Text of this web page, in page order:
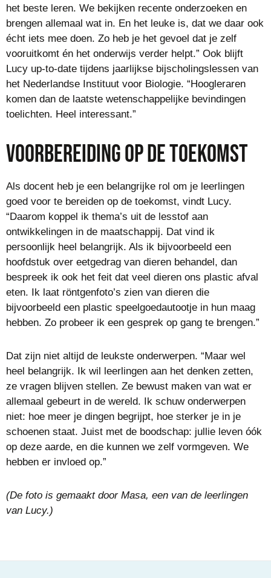
het beste leren. We bekijken recente onderzoeken en
brengen allemaal wat in. En het leuke is, dat we daar ook
écht iets mee doen. Zo heb je het gevoel dat je zelf
vooruitkomt én het onderwijs verder helpt.” Ook blijft
Lucy up-to-date tijdens jaarlijkse bijscholingslessen van
het Nederlandse Instituut voor Biologie. “Hoogleraren
komen dan de laatste wetenschappelijke bevindingen
toelichten. Heel interessant.”
Voorbereiding op de toekomst
Als docent heb je een belangrijke rol om je leerlingen
goed voor te bereiden op de toekomst, vindt Lucy.
“Daarom koppel ik thema’s uit de lesstof aan
ontwikkelingen in de maatschappij. Dat vind ik
persoonlijk heel belangrijk. Als ik bijvoorbeeld een
hoofdstuk over eetgedrag van dieren behandel, dan
bespreek ik ook het feit dat veel dieren ons plastic afval
eten. Ik laat röntgenfoto’s zien van dieren die
bijvoorbeeld een plastic speelgoedautootje in hun maag
hebben. Zo probeer ik een gesprek op gang te brengen.”
Dat zijn niet altijd de leukste onderwerpen. “Maar wel
heel belangrijk. Ik wil leerlingen aan het denken zetten,
ze vragen blijven stellen. Ze bewust maken van wat er
allemaal gebeurt in de wereld. Ik schuw onderwerpen
niet: hoe meer je dingen begrijpt, hoe sterker je in je
schoenen staat. Juist met de boodschap: jullie leven óók
op deze aarde, en die kunnen we zelf vormgeven. We
hebben er invloed op.”
(De foto is gemaakt door Masa, een van de leerlingen
van Lucy.)